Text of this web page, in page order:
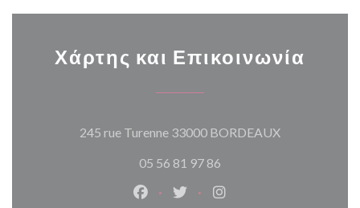
Χάρτης και Επικοινωνία
245 rue Turenne 33000 BORDEAUX((ανοίγει σε
05 56 81 97 86
Facebook ((ανοίγει σε νέο
Twitter ((ανοίγει σε νέο
Instagram ((ανοίγει